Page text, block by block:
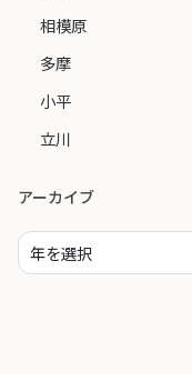
相模原
多摩
小平
立川
アーカイブ